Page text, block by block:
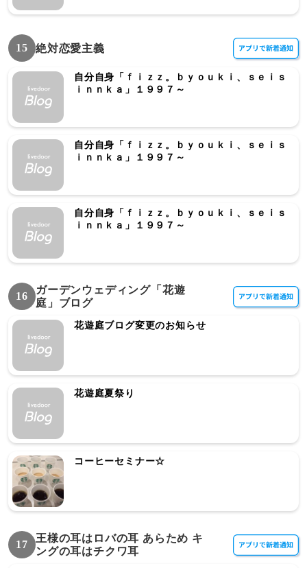
15 絶対恋愛主義
自分自身「ｆｉｚｚ。ｂｙｏｕｋｉ、ｓｅｉｓ
ｉｎｎｋａ」１９９７～
自分自身「ｆｉｚｚ。ｂｙｏｕｋｉ、ｓｅｉｓ
ｉｎｎｋａ」１９９７～
自分自身「ｆｉｚｚ。ｂｙｏｕｋｉ、ｓｅｉｓ
ｉｎｎｋａ」１９９７～
16
ガーデンウェディング「花遊
庭」ブログ
花遊庭ブログ変更のお知らせ
花遊庭夏祭り
コーヒーセミナー☆
17
王様の耳はロバの耳 あらため キ
ングの耳はチクワ耳